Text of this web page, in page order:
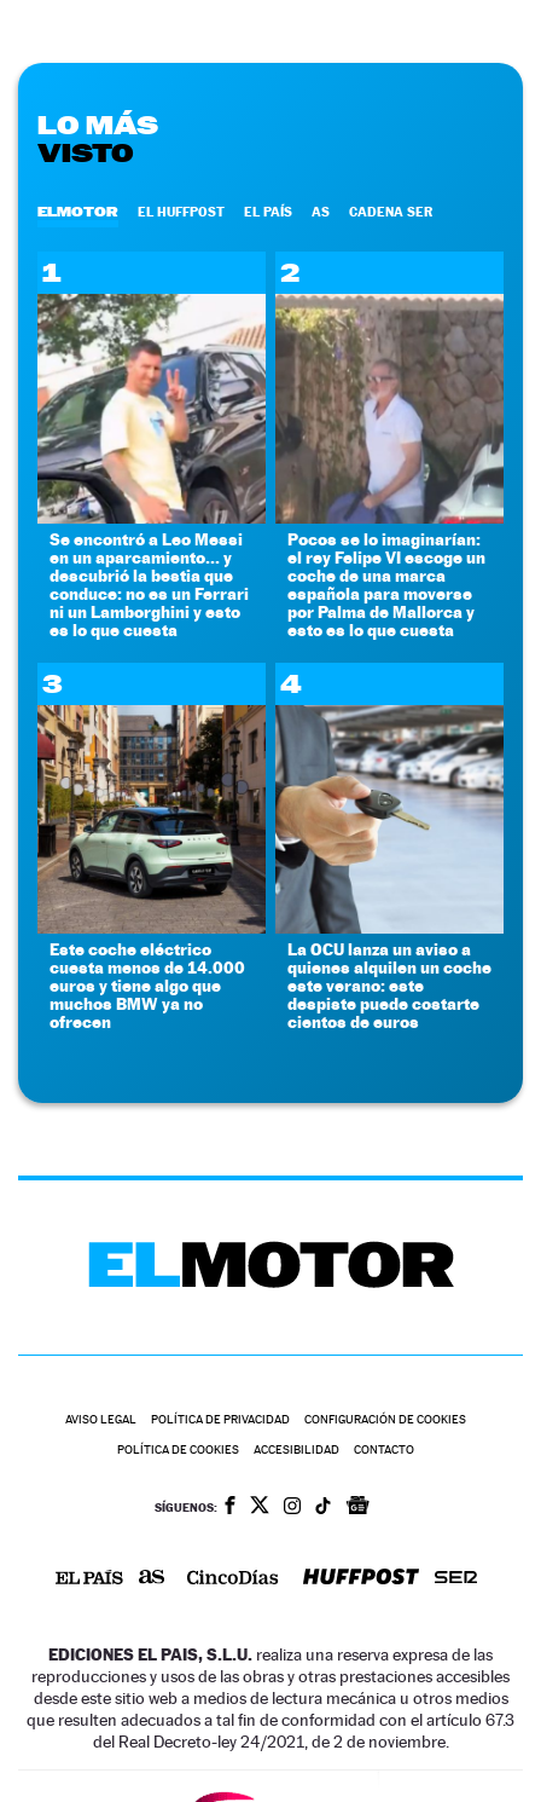
LO MÁS
VISTO
ELMOTOR EL HUFFPOST EL PAÍS AS CADENA SER
1
Se encontró a Leo Messi
en un aparcamiento... y
descubrió la bestia que
conduce: no es un Ferrari
ni un Lamborghini y esto
es lo que cuesta
2
Pocos se lo imaginarían:
el rey Felipe VI escoge un
coche de una marca
española para moverse
por Palma de Mallorca y
esto es lo que cuesta
3
Este coche eléctrico
cuesta menos de 14.000
euros y tiene algo que
muchos BMW ya no
ofrecen
4
La OCU lanza un aviso a
quienes alquilen un coche
este verano: este
despiste puede costarte
cientos de euros
AVISO LEGAL POLÍTICA DE PRIVACIDAD CONFIGURACIÓN DE COOKIES
POLÍTICA DE COOKIES ACCESIBILIDAD CONTACTO
SÍGUENOS:
EDICIONES EL PAIS, S.L.U. realiza una reserva expresa de las
reproducciones y usos de las obras y otras prestaciones accesibles
desde este sitio web a medios de lectura mecánica u otros medios
que resulten adecuados a tal fin de conformidad con el artículo 67.3
del Real Decreto-ley 24/2021, de 2 de noviembre.